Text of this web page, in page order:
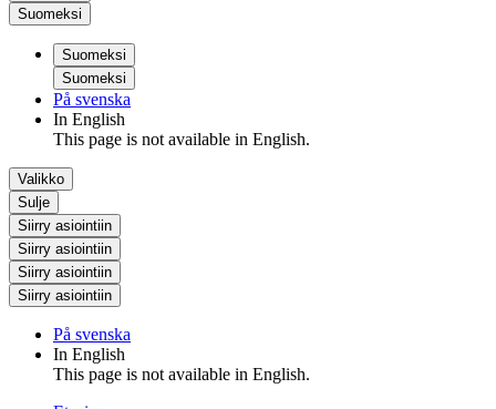
Suomeksi
Suomeksi
Suomeksi
På svenska
In English
This page is not available in English.
Valikko
Sulje
Siirry asiointiin
Siirry asiointiin
Siirry asiointiin
Siirry asiointiin
På svenska
In English
This page is not available in English.